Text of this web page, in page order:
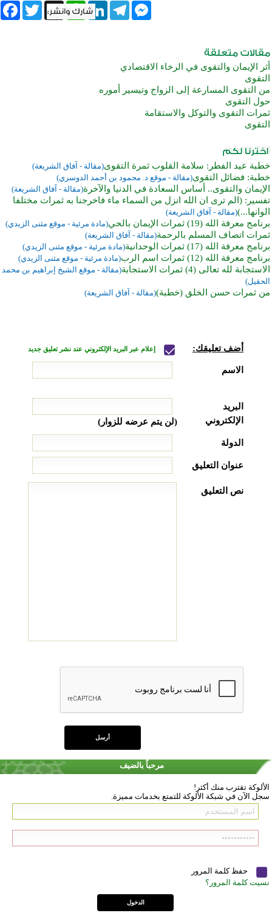
Twitter X
WhatsAppLinkedInTelegram
Messenger
أثر الإيمان والتقوى في الرخاء الاقتصادي
التقوى
من التقوى المسارعة إلى الزواج وتيسير أموره
حول التقوى
ثمرات التقوى والتوكل والاستقامة
التقوى
خطبة عيد الفطر: سلامة القلوب ثمرة التقوى(مقالة - آفاق الشريعة)
خطبة: فضائل التقوى(مقالة - موقع د. محمود بن أحمد الدوسري)
الإيمان والتقوى.. أساس السعادة في الدنيا والآخرة(مقالة - آفاق الشريعة)
تفسير: (الم ترى ان الله انزل من السماء ماء فاخرجنا به ثمرات مختلفا
الوانها...)(مقالة - آفاق الشريعة)
برنامج معرفة الله (19) ثمرات الإيمان بالحي (مادة مرئية - موقع مثنى الزيدي)
ثمرات اتصاف المسلم بالرحمة(مقالة - آفاق الشريعة)
برنامج معرفة الله (17) ثمرات الوحدانية (مادة مرئية - موقع مثنى الزيدي)
برنامج معرفة الله (12) ثمرات اسم الرب (مادة مرئية - موقع مثنى الزيدي)
الاستجابة لله تعالى (4) ثمرات الاستجابة
(مقالة - موقع الشيخ إبراهيم بن محمد
الحقيل)
من ثمرات حسن الخلق (خطبة)(مقالة - آفاق الشريعة)
أضف تعليقك: إعلام عبر البريد الإلكتروني عند نشر تعليق جديد
الاسم
البريد
الإلكتروني
(لن يتم عرضه للزوار)
الدولة
عنوان التعليق
نص التعليق
مرحباً بالضيف
الألوكة تقترب منك أكثر!
سجل الآن في شبكة الألوكة للتمتع بخدمات مميزة.
حفظ كلمة المرور
نسيت كلمة المرور؟